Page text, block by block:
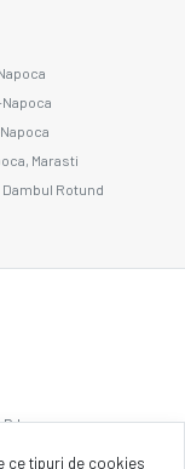
Marasti
Rotund
ce tipuri de cookies